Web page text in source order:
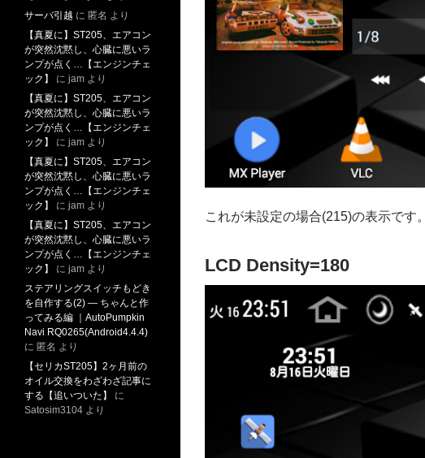
これが未設定の場合(215)の表示です
LCD Density=180
サーバ引越 に 匿名 より
【真夏に】ST205、エアコン
が突然沈黙し、心臓に悪いラ
ンプが点く…【エンジンチェ
ック】
に jam より
【真夏に】ST205、エアコン
が突然沈黙し、心臓に悪いラ
ンプが点く…【エンジンチェ
ック】
に jam より
【真夏に】ST205、エアコン
が突然沈黙し、心臓に悪いラ
ンプが点く…【エンジンチェ
ック】
に jam より
【真夏に】ST205、エアコン
が突然沈黙し、心臓に悪いラ
ンプが点く…【エンジンチェ
ック】
に jam より
ステアリングスイッチもどき
を自作する(2) ― ちゃんと作
ってみる編 ｜AutoPumpkin
Navi RQ0265(Android4.4.4)
に 匿名 より
【セリカST205】2ヶ月前の
オイル交換をわざわざ記事に
する【追いついた】
に
Satosim3104 より